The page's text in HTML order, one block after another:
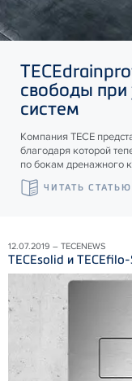
TECE
свободы
систем
Компания ТЕСЕ
благодаря которой
по бокам дренажного
ЧИТАТЬ СТАТЬЮ
12.07.2019 – TECENEWS
TECEsolid и